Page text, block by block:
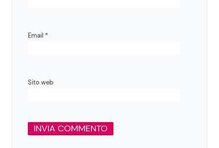
Email *
Sito web